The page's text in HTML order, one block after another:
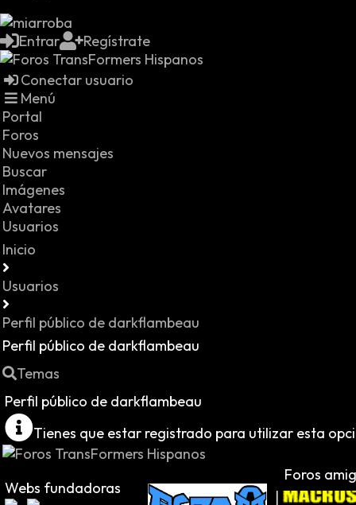
Entrar Regístrate
Conectar usuario
Menú
Portal
Foros
Nuevos mensajes
Buscar
Imágenes
Avatares
Usuarios
Inicio
Usuarios
Perfil público de darkflambeau
Perfil público de darkflambeau
Temas
Perfil público de darkflambeau
Tienes que estar registrado para utilizar esta
Webs fundadoras
Foros